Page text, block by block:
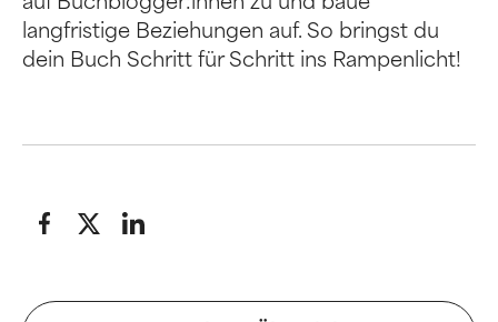
langfristige Beziehungen auf. So bringst du
dein Buch Schritt für Schritt ins Rampenlicht!